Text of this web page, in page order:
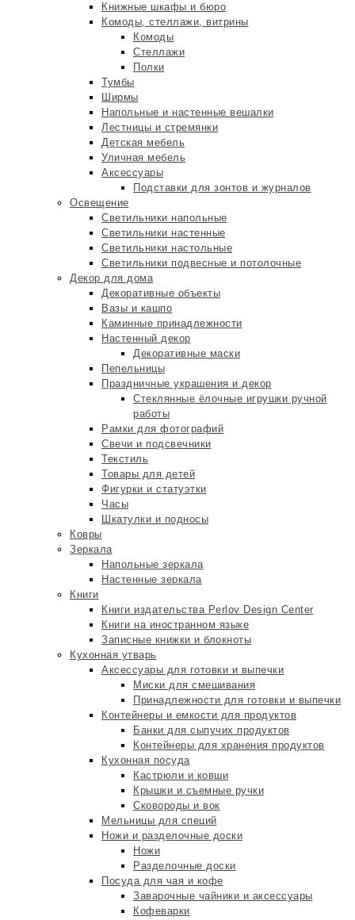
Книжные шкафы и бюро
Комоды, стеллажи, витрины
Комоды
Стеллажи
Полки
Тумбы
Ширмы
Напольные и настенные вешалки
Лестницы и стремянки
Детская мебель
Уличная мебель
Аксессуары
Подставки для зонтов и журналов
Освещение
Светильники напольные
Светильники настенные
Светильники настольные
Светильники подвесные и потолочные
Декор для дома
Декоративные объекты
Вазы и кашпо
Каминные принадлежности
Настенный декор
Декоративные маски
Пепельницы
Праздничные украшения и декор
Стеклянные ёлочные игрушки ручной
работы
Рамки для фотографий
Свечи и подсвечники
Текстиль
Товары для детей
Фигурки и статуэтки
Часы
Шкатулки и подносы
Ковры
Зеркала
Напольные зеркала
Настенные зеркала
Книги
Книги издательства Perlov Design Center
Книги на иностранном языке
Записные книжки и блокноты
Кухонная утварь
Аксессуары для готовки и выпечки
Миски для смешивания
Принадлежности для готовки и выпечки
Контейнеры и емкости для продуктов
Банки для сыпучих продуктов
Контейнеры для хранения продуктов
Кухонная посуда
Кастрюли и ковши
Крышки и съемные ручки
Сковороды и вок
Мельницы для специй
Ножи и разделочные доски
Ножи
Разделочные доски
Посуда для чая и кофе
Заварочные чайники и аксессуары
Кофеварки